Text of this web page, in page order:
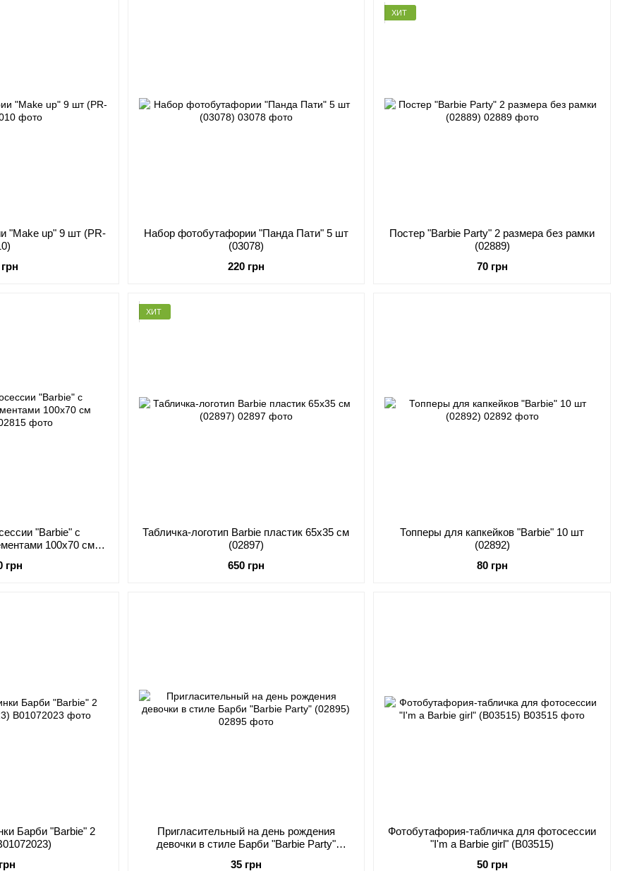
"Make up" 9 шт (PR-
Набор фотобутафории "Панда Пати" 5 шт
(03078)
220 грн
ХИТ
Постер "Barbie Party" 2 размера без рамки
(02889)
70 грн
"Barbie" с
100х70 см
грн
ХИТ
Табличка-логотип Barbie пластик 65х35 см
(02897)
650 грн
Топперы для капкейков "Barbie" 10 шт
(02892)
80 грн
Барби "Barbie" 2
Пригласительный на день рождения
девочки в стиле Барби "Barbie Party"
35 грн
Фотобутафория-табличка для фотосессии
"I'm a Barbie girl" (B03515)
50 грн